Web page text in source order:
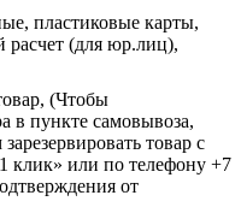
пластиковые карты,
расчет (для юр.лиц),
(Чтобы
в пункте самовывоза,
товар с
или по телефону +7
от